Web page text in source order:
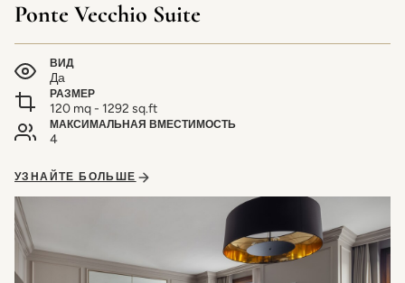
Ponte Vecchio Suite
ВИД
Да
РАЗМЕР
120 mq - 1292 sq.ft
МАКСИМАЛЬНАЯ ВМЕСТИМОСТЬ
4
УЗНАЙТЕ БОЛЬШЕ